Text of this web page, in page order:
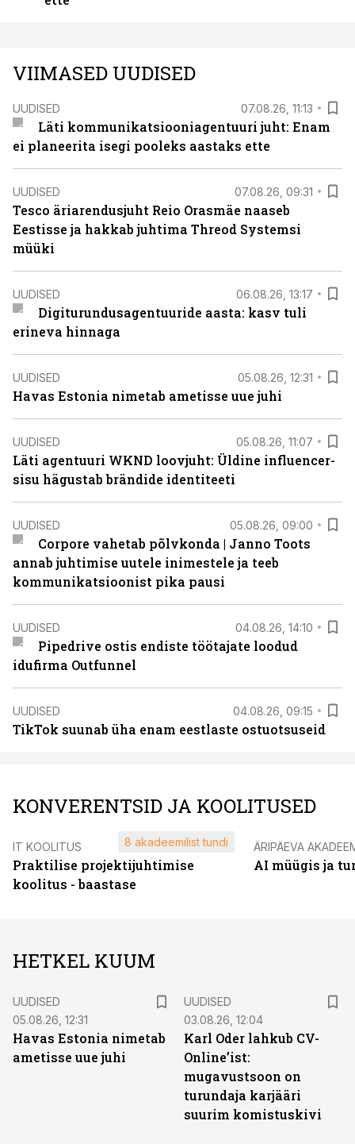
VIIMASED UUDISED
UUDISED 07.08.26, 11:13
Läti kommunikatsiooniagentuuri juht: Enam
ei planeerita isegi pooleks aastaks ette
UUDISED 07.08.26, 09:31
Tesco äriarendusjuht Reio Orasmäe naaseb
Eestisse ja hakkab juhtima Threod Systemsi
müüki
UUDISED 06.08.26, 13:17
Digiturundusagentuuride aasta: kasv tuli
erineva hinnaga
UUDISED 05.08.26, 12:31
Havas Estonia nimetab ametisse uue juhi
UUDISED 05.08.26, 11:07
Läti agentuuri WKND loovjuht: Üldine influencer-
sisu hägustab brändide identiteeti
UUDISED 05.08.26, 09:00
Corpore vahetab põlvkonda | Janno Toots
annab juhtimise uutele inimestele ja teeb
kommunikatsioonist pika pausi
UUDISED 04.08.26, 14:10
Pipedrive ostis endiste töötajate loodud
idufirma Outfunnel
UUDISED 04.08.26, 09:15
TikTok suunab üha enam eestlaste ostuotsuseid
KONVERENTSID JA KOOLITUSED
IT KOOLITUS
Praktilise projektijuhtimise
koolitus - baastase
8 akadeemilist tundi ÄRIPÄEVA
AI müügis ja
HETKEL KUUM
UUDISED
05.08.26, 12:31
Havas Estonia nimetab
ametisse uue juhi
UUDISED
03.08.26, 12:04
Karl Oder lahkub CV-
Online’ist:
mugavustsoon on
turundaja karjääri
suurim komistuskivi